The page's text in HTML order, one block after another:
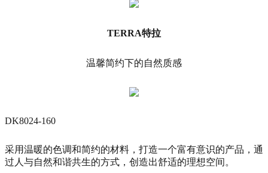
TERRA特拉
温馨简约下的自然质感
DK8024-160
采用温暖的色调和简约的材料，打造一个富有意识的产品，通
过人与自然和谐共生的方式，创造出舒适的理想空间。